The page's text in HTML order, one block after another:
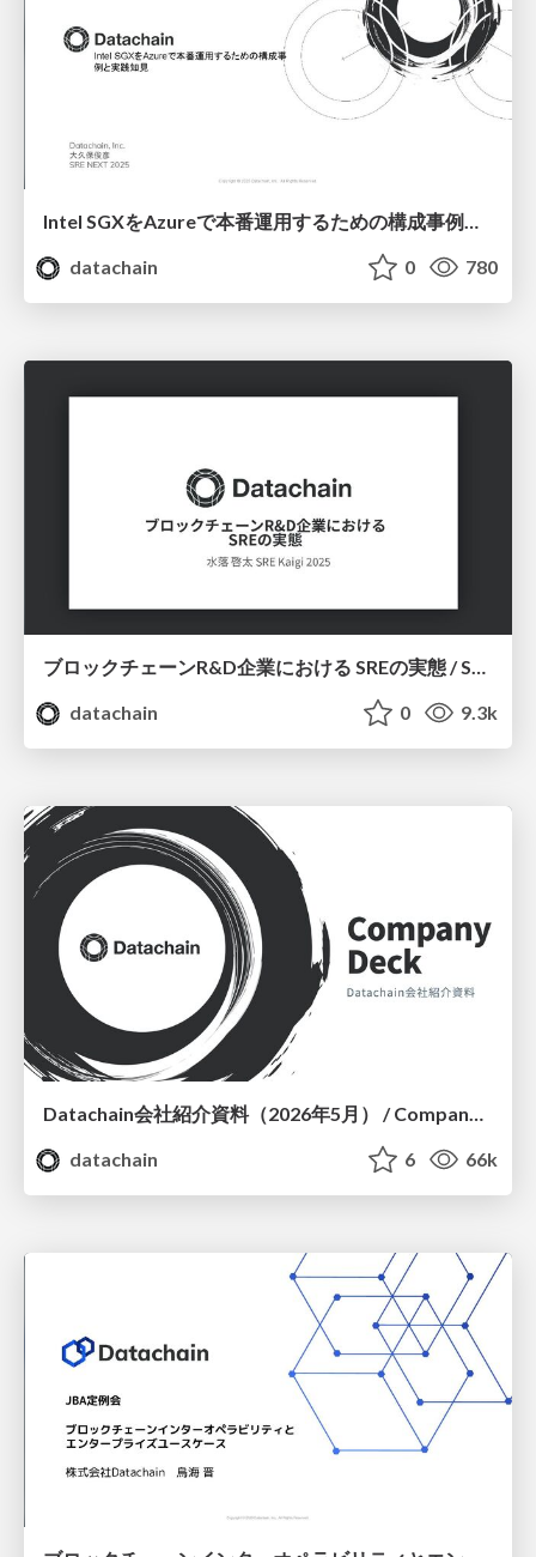
Intel SGXをAzureで本番運用するための構成事例と実践知見 / SRE NEXT 2025
datachain
0 780
ブロックチェーンR&D企業における SREの実態 / SRE Kaigi 2025
datachain
0 9.3k
Datachain会社紹介資料（2026年5月） / Company Deck
datachain
6 66k